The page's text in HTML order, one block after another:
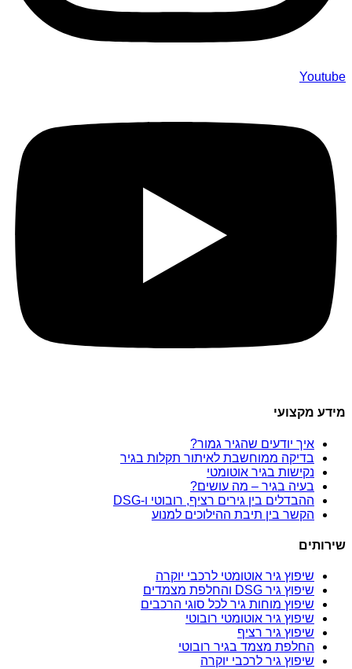
Youtube
מידע מקצועי
איך יודעים שהגיר גמור?
בדיקה ממוחשבת לאיתור תקלות בגיר
נקישות בגיר אוטומטי
בעיה בגיר – מה עושים?
ההבדלים בין גירים רציף, רובוטי ו-DSG
הקשר בין תיבת ההילוכים למנוע
שירותים
שיפוץ גיר אוטומטי לרכבי יוקרה
שיפוץ גיר DSG והחלפת מצמדים
שיפוץ מוחות גיר לכל סוגי הרכבים
שיפוץ גיר אוטומטי רובוטי
שיפוץ גיר רציף
החלפת מצמד בגיר רובוטי
שיפוץ גיר לרכבי יוקרה